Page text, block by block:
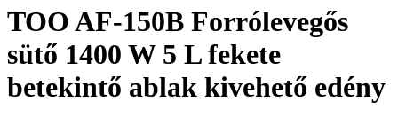
TOO AF-150B Forrólevegős
sütő 1400 W 5 L fekete
betekintő ablak kivehető edény